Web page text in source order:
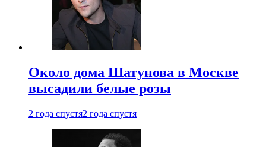
Около дома Шатунова в Москве
высадили белые розы
2 года спустя2 года спустя